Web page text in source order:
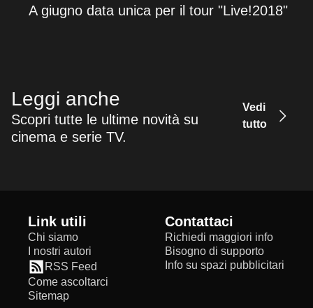
A giugno data unica per il tour "Live!2018"
Leggi anche
Scopri tutte le ultime novità su
cinema e serie TV.
Vedi
tutto
Link utili
Chi siamo
I nostri autori
RSS Feed
Come ascoltarci
Sitemap
Contattaci
Richiedi maggiori info
Bisogno di supporto
Info su spazi pubblicitari